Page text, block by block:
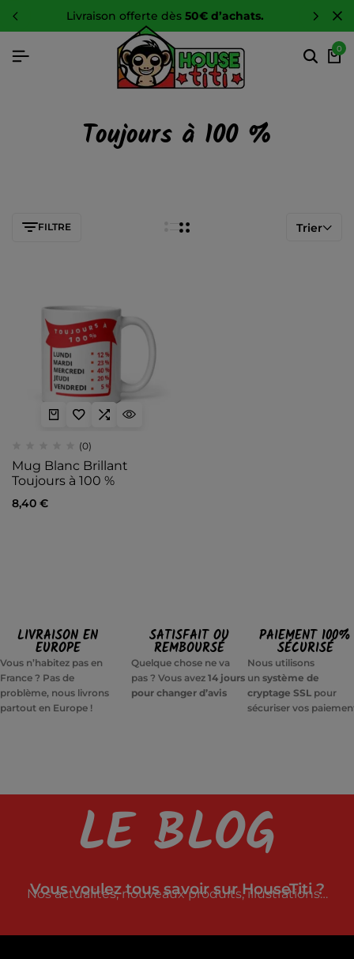
livraison offerte dès 50€ d’achats.
0
Toujours à 100 %
FILTRE Trier
(0)
Mug Blanc Brillant
Toujours à 100 %
8,40 €
LIVRAISON EN
EUROPE
Vous n’habitez pas en
France ? Pas de
problème, nous livrons
partout en Europe !
SATISFAIT OU
REMBOURSÉ
Quelque chose ne va
pas ? Vous avez14 jours
pour changer d’avis
PAIEMENT 100%
SÉCURISÉ
Nous utilisons
un système de
cryptage SSLpour
sécuriser vos
LE BLOG
Vous voulez tous savoir sur HouseTiti ?
Nos actualités, nouveaux produits, illustrations…